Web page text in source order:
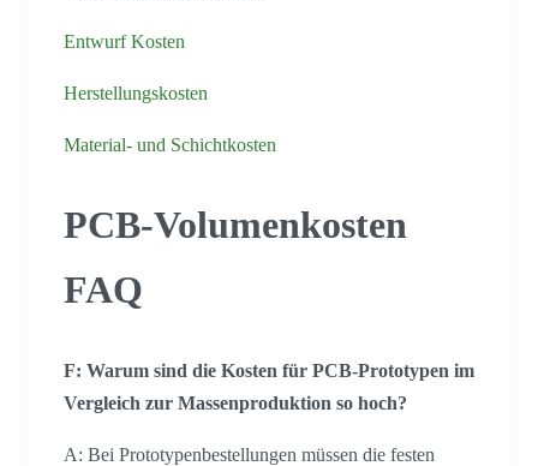
Entwurf Kosten
Herstellungskosten
Material- und Schichtkosten
PCB-Volumenkosten
FAQ
F: Warum sind die Kosten für PCB-Prototypen im
Vergleich zur Massenproduktion so hoch?
A: Bei Prototypenbestellungen müssen die festen